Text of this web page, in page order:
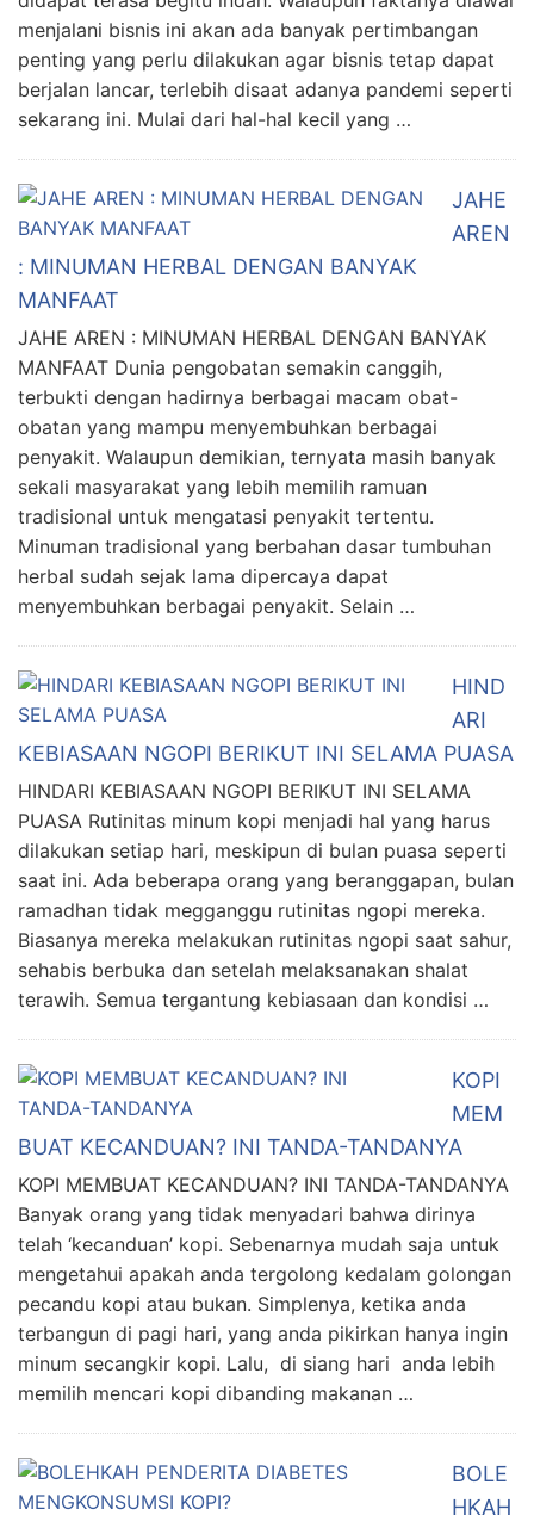
menjalani bisnis ini akan ada banyak pertimbangan
penting yang perlu dilakukan agar bisnis tetap dapat
berjalan lancar, terlebih disaat adanya pandemi seperti
sekarang ini. Mulai dari hal-hal kecil yang …
JAHE
AREN
: MINUMAN HERBAL DENGAN BANYAK
MANFAAT
JAHE AREN : MINUMAN HERBAL DENGAN BANYAK
MANFAAT Dunia pengobatan semakin canggih,
terbukti dengan hadirnya berbagai macam obat-
obatan yang mampu menyembuhkan berbagai
penyakit. Walaupun demikian, ternyata masih banyak
sekali masyarakat yang lebih memilih ramuan
tradisional untuk mengatasi penyakit tertentu.
Minuman tradisional yang berbahan dasar tumbuhan
herbal sudah sejak lama dipercaya dapat
menyembuhkan berbagai penyakit. Selain …
HIND
ARI
KEBIASAAN NGOPI BERIKUT INI SELAMA PUASA
HINDARI KEBIASAAN NGOPI BERIKUT INI SELAMA
PUASA Rutinitas minum kopi menjadi hal yang harus
dilakukan setiap hari, meskipun di bulan puasa seperti
saat ini. Ada beberapa orang yang beranggapan, bulan
ramadhan tidak megganggu rutinitas ngopi mereka.
Biasanya mereka melakukan rutinitas ngopi saat sahur,
sehabis berbuka dan setelah melaksanakan shalat
terawih. Semua tergantung kebiasaan dan kondisi …
KOPI
MEM
BUAT KECANDUAN? INI TANDA-TANDANYA
KOPI MEMBUAT KECANDUAN? INI TANDA-TANDANYA
Banyak orang yang tidak menyadari bahwa dirinya
telah ‘kecanduan’ kopi. Sebenarnya mudah saja untuk
mengetahui apakah anda tergolong kedalam golongan
pecandu kopi atau bukan. Simplenya, ketika anda
terbangun di pagi hari, yang anda pikirkan hanya ingin
minum secangkir kopi. Lalu, di siang hari anda lebih
memilih mencari kopi dibanding makanan …
BOLE
HKAH